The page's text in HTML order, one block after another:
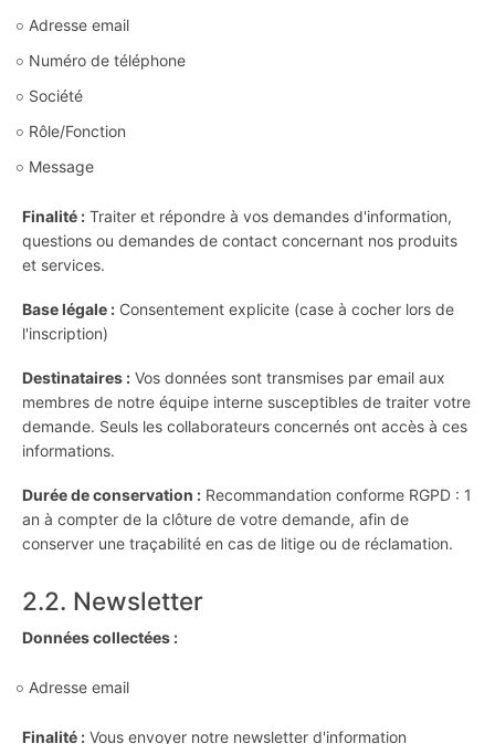
Adresse email
Numéro de téléphone
Société
Rôle/Fonction
Message
Finalité : Traiter et répondre à vos demandes d'information,
questions ou demandes de contact concernant nos produits
et services.
Base légale : Consentement explicite (case à cocher lors de
l'inscription)
Destinataires : Vos données sont transmises par email aux
membres de notre équipe interne susceptibles de traiter votre
demande. Seuls les collaborateurs concernés ont accès à ces
informations.
Durée de conservation : Recommandation conforme RGPD : 1
an à compter de la clôture de votre demande, afin de
conserver une traçabilité en cas de litige ou de réclamation.
2.2. Newsletter
Données collectées :
Adresse email
Finalité : Vous envoyer notre newsletter d'information